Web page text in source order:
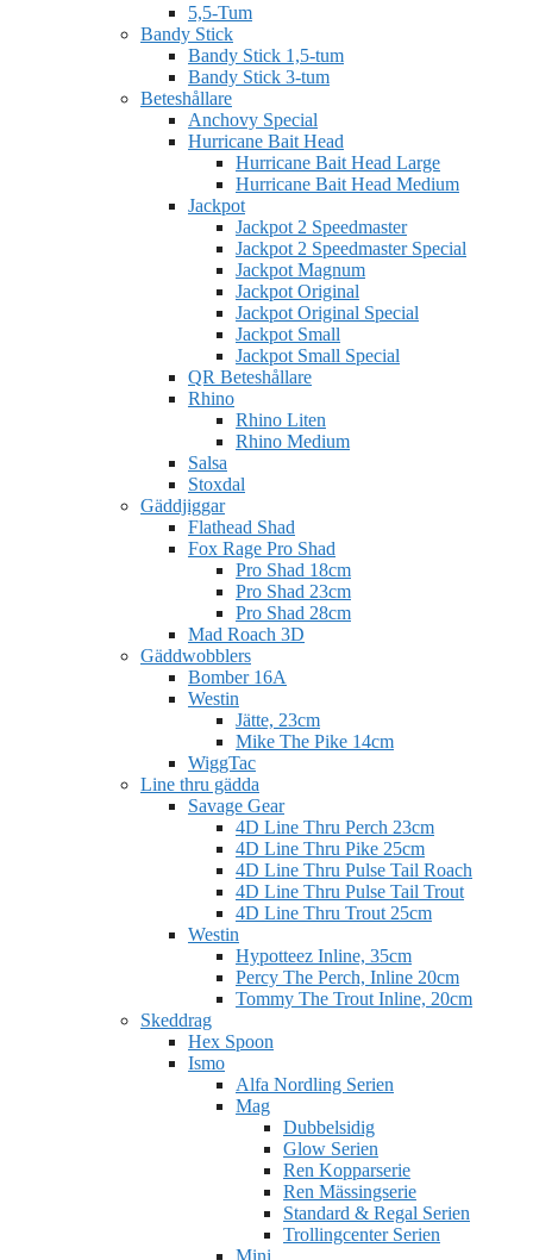
5,5-Tum
Bandy Stick
Bandy Stick 1,5-tum
Bandy Stick 3-tum
Beteshållare
Anchovy Special
Hurricane Bait Head
Hurricane Bait Head Large
Hurricane Bait Head Medium
Jackpot
Jackpot 2 Speedmaster
Jackpot 2 Speedmaster Special
Jackpot Magnum
Jackpot Original
Jackpot Original Special
Jackpot Small
Jackpot Small Special
QR Beteshållare
Rhino
Rhino Liten
Rhino Medium
Salsa
Stoxdal
Gäddjiggar
Flathead Shad
Fox Rage Pro Shad
Pro Shad 18cm
Pro Shad 23cm
Pro Shad 28cm
Mad Roach 3D
Gäddwobblers
Bomber 16A
Westin
Jätte, 23cm
Mike The Pike 14cm
WiggTac
Line thru gädda
Savage Gear
4D Line Thru Perch 23cm
4D Line Thru Pike 25cm
4D Line Thru Pulse Tail Roach
4D Line Thru Pulse Tail Trout
4D Line Thru Trout 25cm
Westin
Hypotteez Inline, 35cm
Percy The Perch, Inline 20cm
Tommy The Trout Inline, 20cm
Skeddrag
Hex Spoon
Ismo
Alfa Nordling Serien
Mag
Dubbelsidig
Glow Serien
Ren Kopparserie
Ren Mässingserie
Standard & Regal Serien
Trollingcenter Serien
Mini